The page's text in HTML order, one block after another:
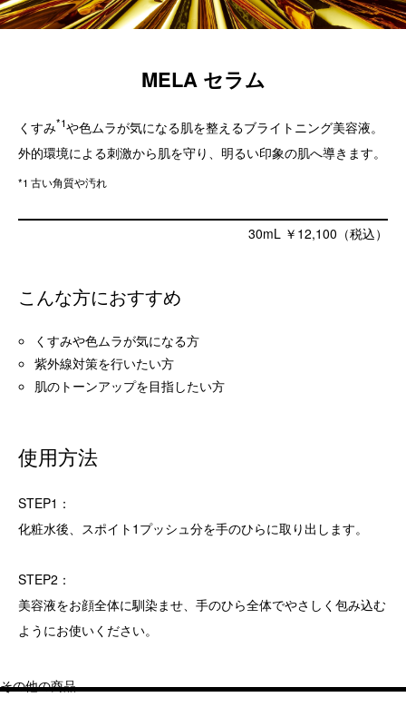
MELA セラム
くすみ*1や色ムラが気になる肌を整えるブライトニング美容液。
外的環境による刺激から肌を守り、明るい印象の肌へ導きます。
*1 古い角質や汚れ
30mL ￥12,100（税込）
こんな方におすすめ
くすみや色ムラが気になる方
紫外線対策を行いたい方
肌のトーンアップを目指したい方
使用方法
STEP1：
化粧水後、スポイト1プッシュ分を手のひらに取り出します。
STEP2：
美容液をお顔全体に馴染ませ、手のひら全体でやさしく包み込む
ようにお使いください。
その他の商品